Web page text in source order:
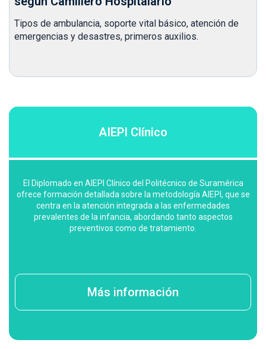
Tipos de ambulancia, soporte vital básico, atención de
emergencias y desastres, primeros auxilios.
AIEPI Clínico
El Diplomado en AIEPI Clínico del Politécnico de Suramérica
ofrece formación detallada sobre la metodología AIEPI, que se
centra en la atención integrada a las enfermedades
prevalentes de la infancia, abordando tanto aspectos
preventivos como de tratamiento.
Más información